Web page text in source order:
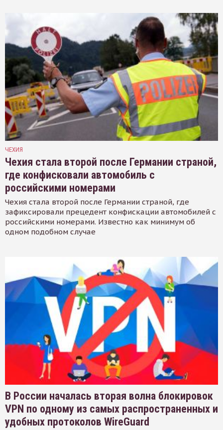
ЧЕХИЯ
Чехия стала второй после Германии страной,
где конфисковали автомобиль с
российскими номерами
Чехия стала второй после Германии страной, где
зафиксировали прецедент конфискации автомобилей с
российскими номерами. Известно как минимум об
одном подобном случае
В России началась вторая волна блокировок
VPN по одному из самых распространенных и
удобных протоколов WireGuard